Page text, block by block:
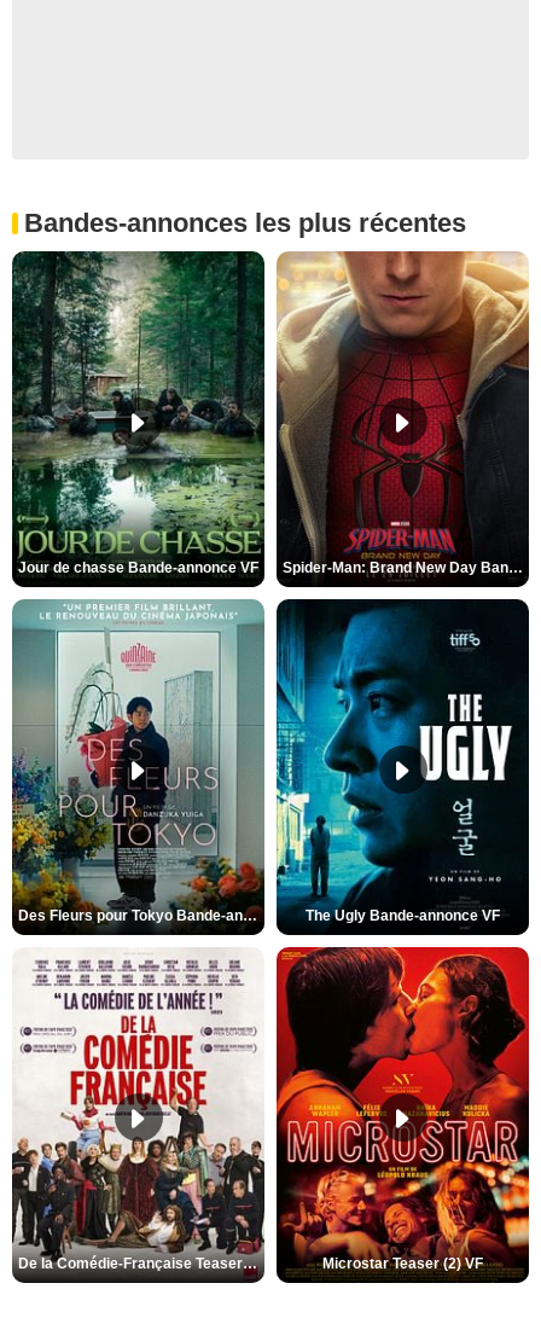
Bandes-annonces les plus récentes
Jour de chasse Bande-annonce VF Spider-Man: Brand New Day Bande-annonce (3) VO STFR
Des Fleurs pour Tokyo Bande-annonce VO STFR The Ugly Bande-annonce VF
De la Comédie-Française Teaser (3) VF Microstar Teaser (2) VF